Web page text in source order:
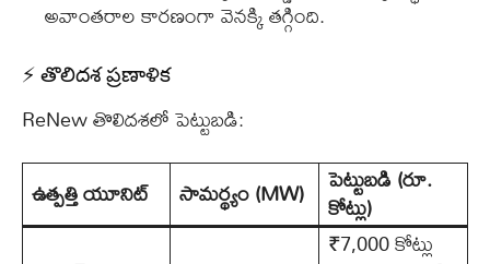
అవాంతరాల కారణంగా వెనక్కి తగ్గింది.
⚡ తొలిదశ ప్రణాళిక
ReNew తొలిదశలో పెట్టుబడి:
ఉత్పత్తి యూనిట్
సామర్థ్యం (MW) పెట్టుబడి (రూ.
కోట్లు)
₹7,000 కోట్లు